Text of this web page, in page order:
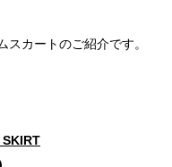
カートのご紹介です。
SKIRT